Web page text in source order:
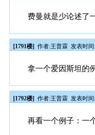
费曼就是少论述了
[1791楼] 作者:王普霖 发表时间
拿一个爱因斯坦的
[1792楼] 作者:王普霖 发表时间
再看一个例子：一